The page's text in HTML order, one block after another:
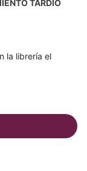
TARDÍO
la librería el